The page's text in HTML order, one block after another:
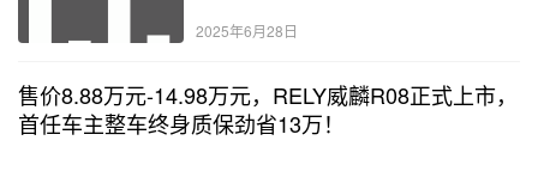
2025年6月28日
售价8.88万元-14.98万元，RELY威麟R08正式上市，
首任车主整车终身质保劲省13万！